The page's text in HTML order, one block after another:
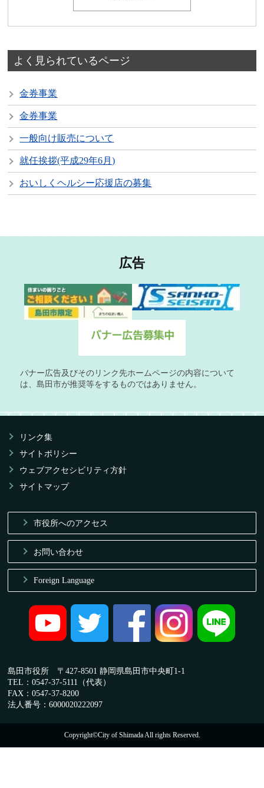
よく見られているページ
金券事業
金券事業
一般向け販売について
就任挨拶(平成29年6月)
おいしくヘルシー応援店の募集
広告
バナー広告及びそのリンク先ホームページの内容について
は、島田市が推奨等をするものではありません。
リンク集
サイトポリシー
ウェブアクセシビリティ方針
サイトマップ
市役所へのアクセス
お問い合わせ
Foreign Language
島田市役所 〒427-8501 静岡県島田市中央町1-1
TEL：0547-37-5111（代表）
FAX：0547-37-8200
法人番号：6000020222097
Copyright©City of Shimada All rights Reserved.